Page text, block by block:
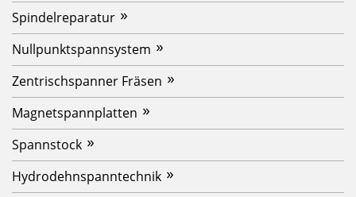
Spindelreparatur
Nullpunktspannsystem
Zentrischspanner Fräsen
Magnetspannplatten
Spannstock
Hydrodehnspanntechnik